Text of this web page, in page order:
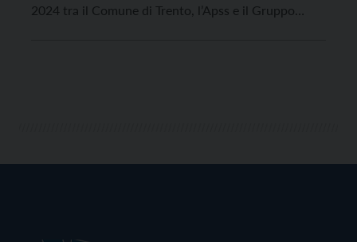
2024 tra il Comune di Trento, l’Apss e il Gruppo